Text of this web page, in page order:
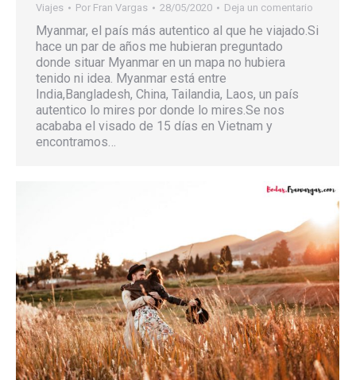
Viajes Por Fran Vargas 28/05/2020 Deja un comentario
Myanmar, el país más autentico al que he viajado.Si
hace un par de años me hubieran preguntado
donde situar Myanmar en un mapa no hubiera
tenido ni idea. Myanmar está entre
India,Bangladesh, China, Tailandia, Laos, un país
autentico lo mires por donde lo mires.Se nos
acababa el visado de 15 días en Vietnam y
encontramos…